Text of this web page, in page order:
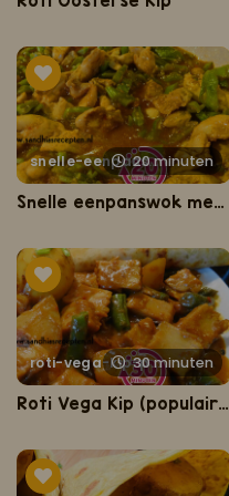
snelle-eenpanswok-met-kip-en-snijbonen
20 minuten
Snelle eenpanswok met kip en snijbonen
roti-vega-kip-populairst-vegetarisch-gerecht-van-nederland-
30 minuten
Roti Vega Kip (populairst vegetarisch gerecht van Nederland)